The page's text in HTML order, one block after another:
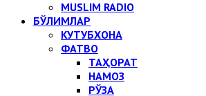
MUSLIM RADIO
БЎЛИМЛАР
КУТУБХОНА
ФАТВО
ТАҲОРАТ
НАМОЗ
РЎЗА